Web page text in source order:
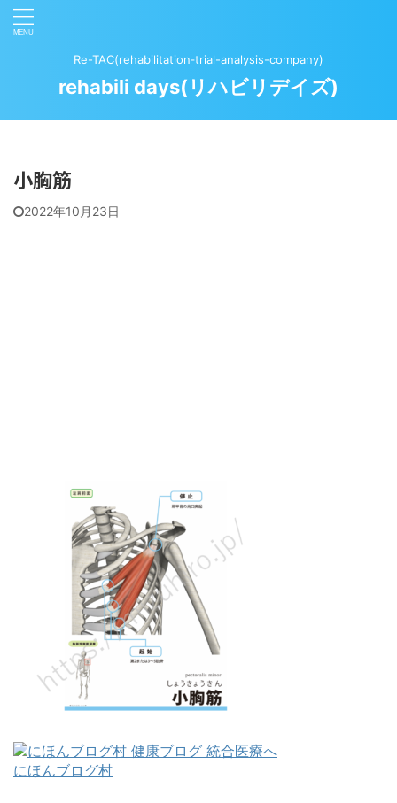
Re-TAC(rehabilitation‐trial-analysis-company)
rehabili days(リハビリデイズ)
小胸筋
2022年10月23日
にほんブログ村